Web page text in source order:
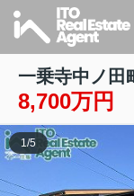
一乗寺中ノ田
8,700万円
1 /5